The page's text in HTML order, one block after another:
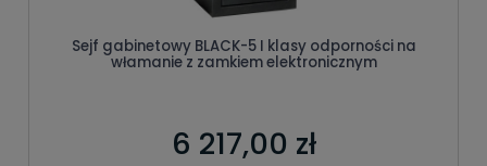
Sejf gabinetowy BLACK-5 I klasy odporności na
włamanie z zamkiem elektronicznym
6 217,00 zł